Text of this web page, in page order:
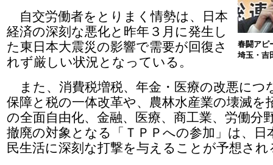
春闘アピ
埼玉・吉
自交労働者をとりまく情勢は、日本
経済の深刻な悪化と昨年３月に発生し
た東日本大震災の影響で需要が回復さ
れず厳しい状況となっている。
また、消費税増税、年金・医療の改悪につ
保障と税の一体改革や、農林水産業の壊滅を
の全面自由化、金融、医療、商工業、労働分
撤廃の対象となる「ＴＰＰへの参加」は、日
民生活に深刻な打撃を与えることが予想され